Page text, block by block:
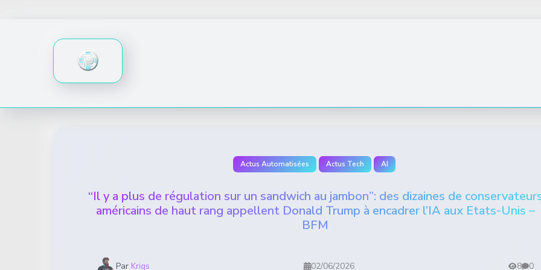
Actus Automatisées Actus Tech AI
“Il y a plus de régulation sur un sandwich au jambon”: des dizaines de
américains de haut rang appellent Donald Trump à encadrer l’IA aux Etats-Unis –
BFM
Par Krigs 02/06/2026 8 0